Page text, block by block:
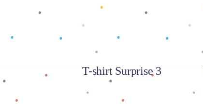
T-shirt Surprise 3